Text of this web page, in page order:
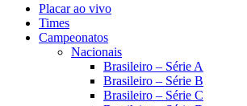
Placar ao vivo
Times
Campeonatos
Nacionais
Brasileiro – Série A
Brasileiro – Série B
Brasileiro – Série C